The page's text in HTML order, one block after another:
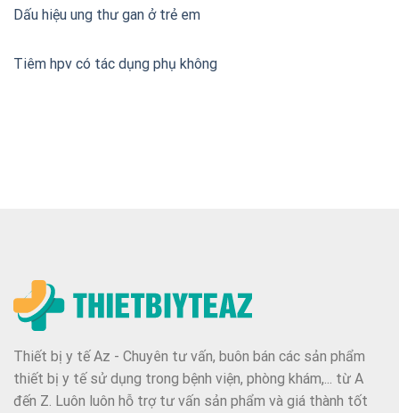
Dấu hiệu ung thư gan ở trẻ em
Tiêm hpv có tác dụng phụ không
Thiết bị y tế Az - Chuyên tư vấn, buôn bán các sản phẩm
thiết bị y tế sử dụng trong bệnh viện, phòng khám,... từ A
đến Z. Luôn luôn hỗ trợ tư vấn sản phẩm và giá thành tốt